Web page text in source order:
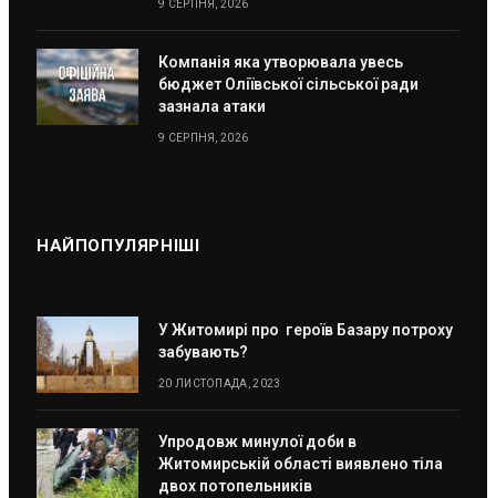
9 СЕРПНЯ, 2026
Компанія яка утворювала увесь
бюджет Оліївської сільської ради
зазнала атаки
9 СЕРПНЯ, 2026
НАЙПОПУЛЯРНІШІ
У Житомирі про героїв Базару потроху
забувають?
20 ЛИСТОПАДА, 2023
Упродовж минулої доби в
Житомирській області виявлено тіла
двох потопельників